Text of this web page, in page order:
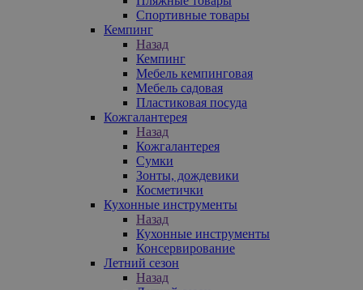
Спортивные товары
Кемпинг
Назад
Кемпинг
Мебель кемпинговая
Мебель садовая
Пластиковая посуда
Кожгалантерея
Назад
Кожгалантерея
Сумки
Зонты, дождевики
Косметички
Кухонные инструменты
Назад
Кухонные инструменты
Консервирование
Летний сезон
Назад